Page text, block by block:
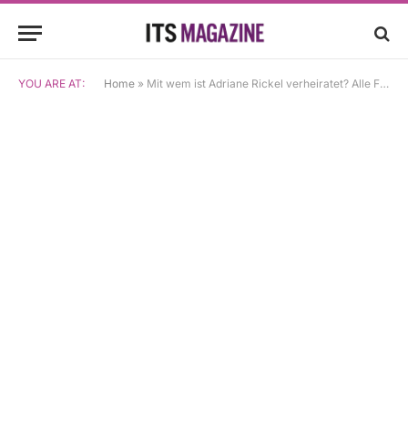
YOU ARE AT: Home » Mit wem ist Adriane Rickel verheiratet? Alle Fakten zur Jägerin